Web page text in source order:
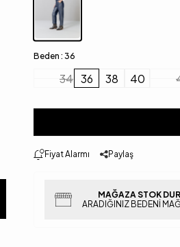
Beden : 36
34 36 38 40
Fiyat Alarmı Paylaş
MAĞAZA STOK
ARADIĞINIZ BEDENI